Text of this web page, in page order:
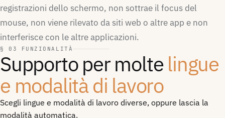
registrazioni dello schermo, non sottrae il focus del
mouse, non viene rilevato da siti web o altre app e non
interferisce con le altre applicazioni.
§ 03 FUNZIONALITÀ
Supporto per molte lingue
e modalità di lavoro
Scegli lingue e modalità di lavoro diverse, oppure lascia la
modalità automatica.